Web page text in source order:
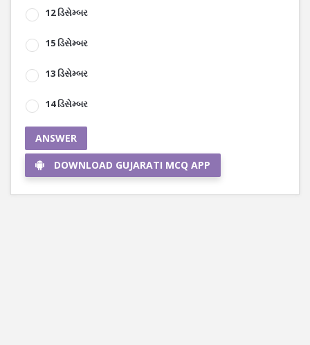
12 ડિસેમ્બર
15 ડિસેમ્બર
13 ડિસેમ્બર
14 ડિસેમ્બર
ANSWER
DOWNLOAD GUJARATI MCQ APP